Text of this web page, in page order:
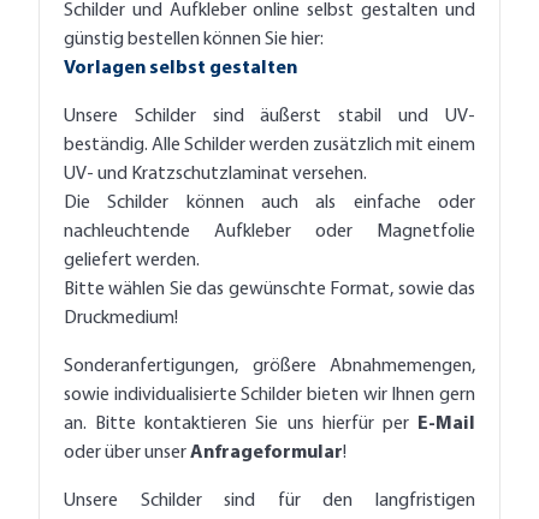
Schilder und Aufkleber online selbst gestalten und
günstig bestellen können Sie hier:
Vorlagen selbst gestalten
Unsere Schilder sind äußerst stabil und UV-
beständig. Alle Schilder werden zusätzlich mit einem
UV- und Kratzschutzlaminat versehen.
Die Schilder können auch als einfache oder
nachleuchtende Aufkleber oder Magnetfolie
geliefert werden.
Bitte wählen Sie das gewünschte Format, sowie das
Druckmedium!
Sonderanfertigungen, größere Abnahmemengen,
sowie individualisierte Schilder bieten wir Ihnen gern
an. Bitte kontaktieren Sie uns hierfür per E-Mail
oder über unserAnfrageformular!
Unsere Schilder sind für den langfristigen